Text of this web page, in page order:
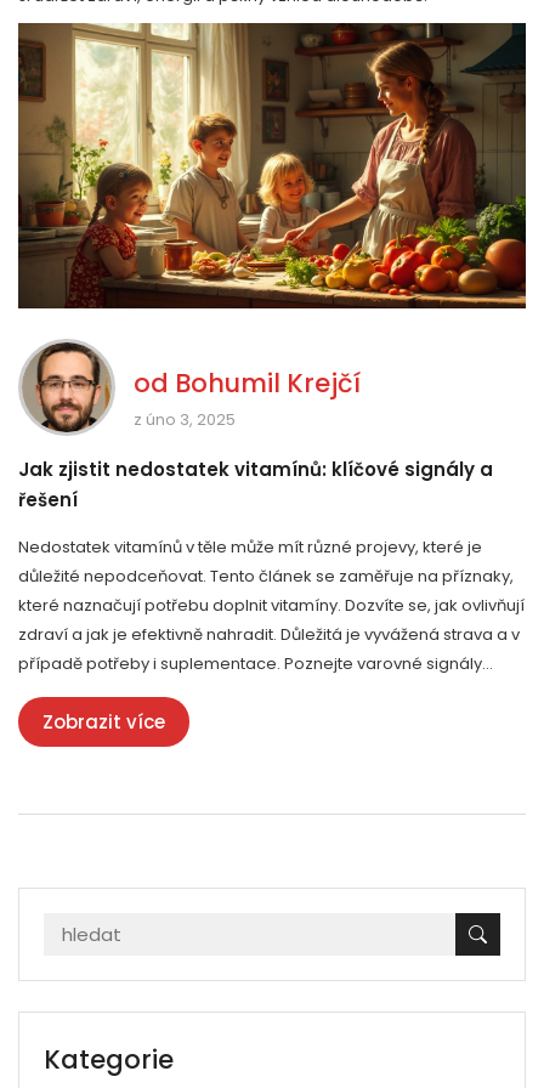
od Bohumil Krejčí
z úno 3, 2025
Jak zjistit nedostatek vitamínů: klíčové signály a
řešení
Nedostatek vitamínů v těle může mít různé projevy, které je
důležité nepodceňovat. Tento článek se zaměřuje na příznaky,
které naznačují potřebu doplnit vitamíny. Dozvíte se, jak ovlivňují
zdraví a jak je efektivně nahradit. Důležitá je vyvážená strava a v
případě potřeby i suplementace. Poznejte varovné signály
svého těla a udržujte si pevné zdraví.
Zobrazit více
Kategorie